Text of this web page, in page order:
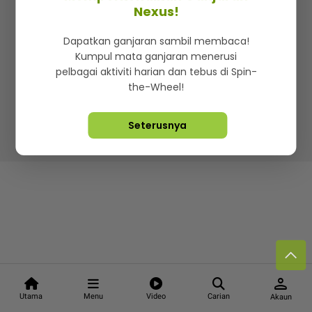
Utama Menu Video Carian
person
Akaun
Iklan di SMG360
Terma & Syarat Dasar Privasi
Lebih hot, viral dan sensasi
Hakcipta Terpelihara ©2026. Star Media Group Berhad
Nexus!
Dapatkan ganjaran sambil membaca!
Kumpul mata ganjaran menerusi
pelbagai aktiviti harian dan tebus di Spin-
the-Wheel!
Seterusnya